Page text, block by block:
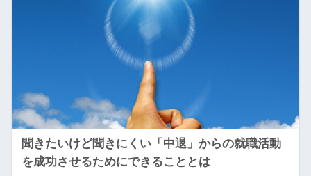
聞きたいけど聞きにくい「中退」からの就職活動
を成功させるためにできることとは